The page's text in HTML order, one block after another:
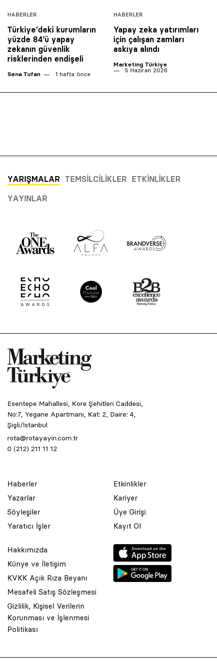
HABERLER
Türkiye’deki kurumların
yüzde 84’ü yapay
zekanın güvenlik
risklerinden endişeli
Sena Tufan 1 hafta önce
HABERLER
Yapay zeka yatırımları
için çalışan zamları
askıya alındı
Marketing Türkiye
5 Haziran 2026
YARIŞMALAR TEMSILCILIKLER ETKINLIKLER
YAYINLAR
Esentepe Mahallesi, Kore Şehitleri Caddesi,
No:7, Yegane Apartmanı, Kat: 2, Daire: 4,
Şişli/İstanbul
rota@rotayayin.com.tr
0 (212) 211 11 12
Haberler
Yazarlar
Söyleşiler
Yaratıcı İşler
Etkinlikler
Kariyer
Üye Girişi
Kayıt Ol
Hakkımızda
Künye ve İletişim
KVKK Açık Rıza Beyanı
Mesafeli Satış Sözleşmesi
Gizlilik, Kişisel Verilerin
Korunması ve İşlenmesi
Politikası
© 2001 Rota Yayın Yapım Tanıtım Tic. Ltd. Şti. Bu Sitede Bulunan
Asquared WordPress Agencytarafından tasarlanmış ve